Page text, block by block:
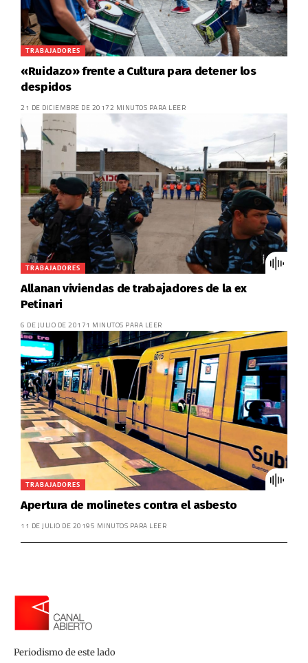
TRABAJADORES
«Ruidazo» frente a Cultura para detener los
despidos
21 DE DICIEMBRE DE 20172 MINUTOS PARA LEER
TRABAJADORES
Allanan viviendas de trabajadores de la ex
Petinari
6 DE JULIO DE 20171 MINUTOS PARA LEER
TRABAJADORES
Apertura de molinetes contra el asbesto
11 DE JULIO DE 20195 MINUTOS PARA LEER
Periodismo de este lado